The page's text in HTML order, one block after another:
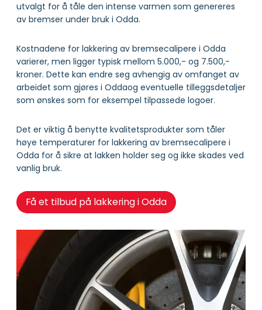
utvalgt for å tåle den intense varmen som genereres
av bremser under bruk i Odda.
Kostnadene for lakkering av bremsecalipere i Odda
varierer, men ligger typisk mellom 5.000,- og 7.500,-
kroner. Dette kan endre seg avhengig av omfanget av
arbeidet som gjøres i Oddaog eventuelle tilleggsdetaljer
som ønskes som for eksempel tilpassede logoer.
Det er viktig å benytte kvalitetsprodukter som tåler
høye temperaturer for lakkering av bremsecalipere i
Odda for å sikre at lakken holder seg og ikke skades ved
vanlig bruk.
Få et tilbud på lakkering i Odda